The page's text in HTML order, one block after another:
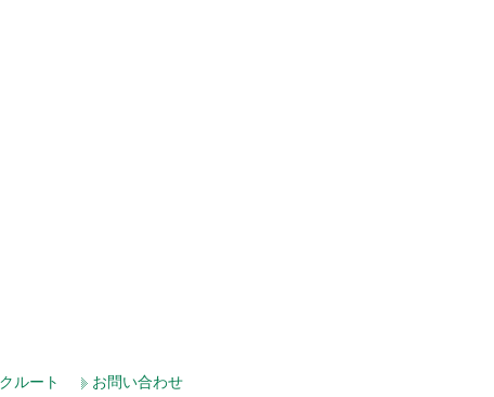
ルート お問い合わせ